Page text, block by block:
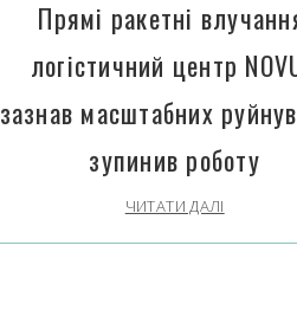
Прямі ракетні
логістичний центр
зазнав масштабних
зупинив роботу
ЧИТАТИ ДАЛІ